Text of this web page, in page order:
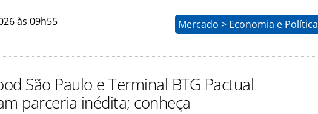
às 09h55 Mercado > Economia e Política
São Paulo e Terminal BTG Pactual
parceria inédita; conheça